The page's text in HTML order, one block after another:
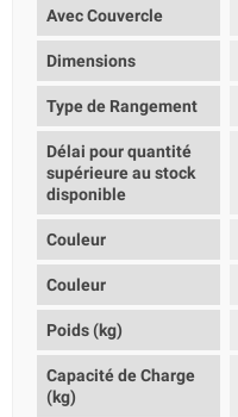
Avec Couvercle
Dimensions
Type de Rangement
Délai pour quantité
supérieure au stock
disponible
Couleur
Couleur
Poids (kg)
Capacité de Charge
(kg)